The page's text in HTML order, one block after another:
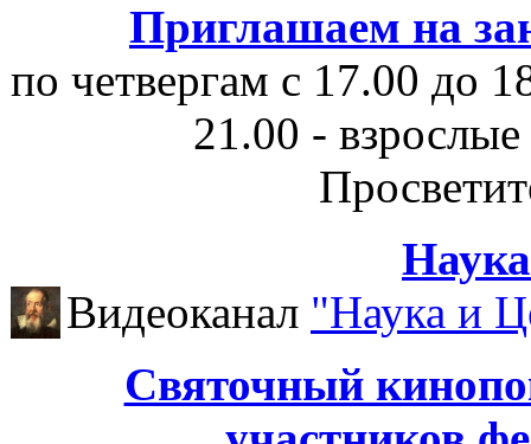
Приглашаем на
по четвергам с 17.00 до
21.00 -
Видеоканал "Наука и
Cвяточный